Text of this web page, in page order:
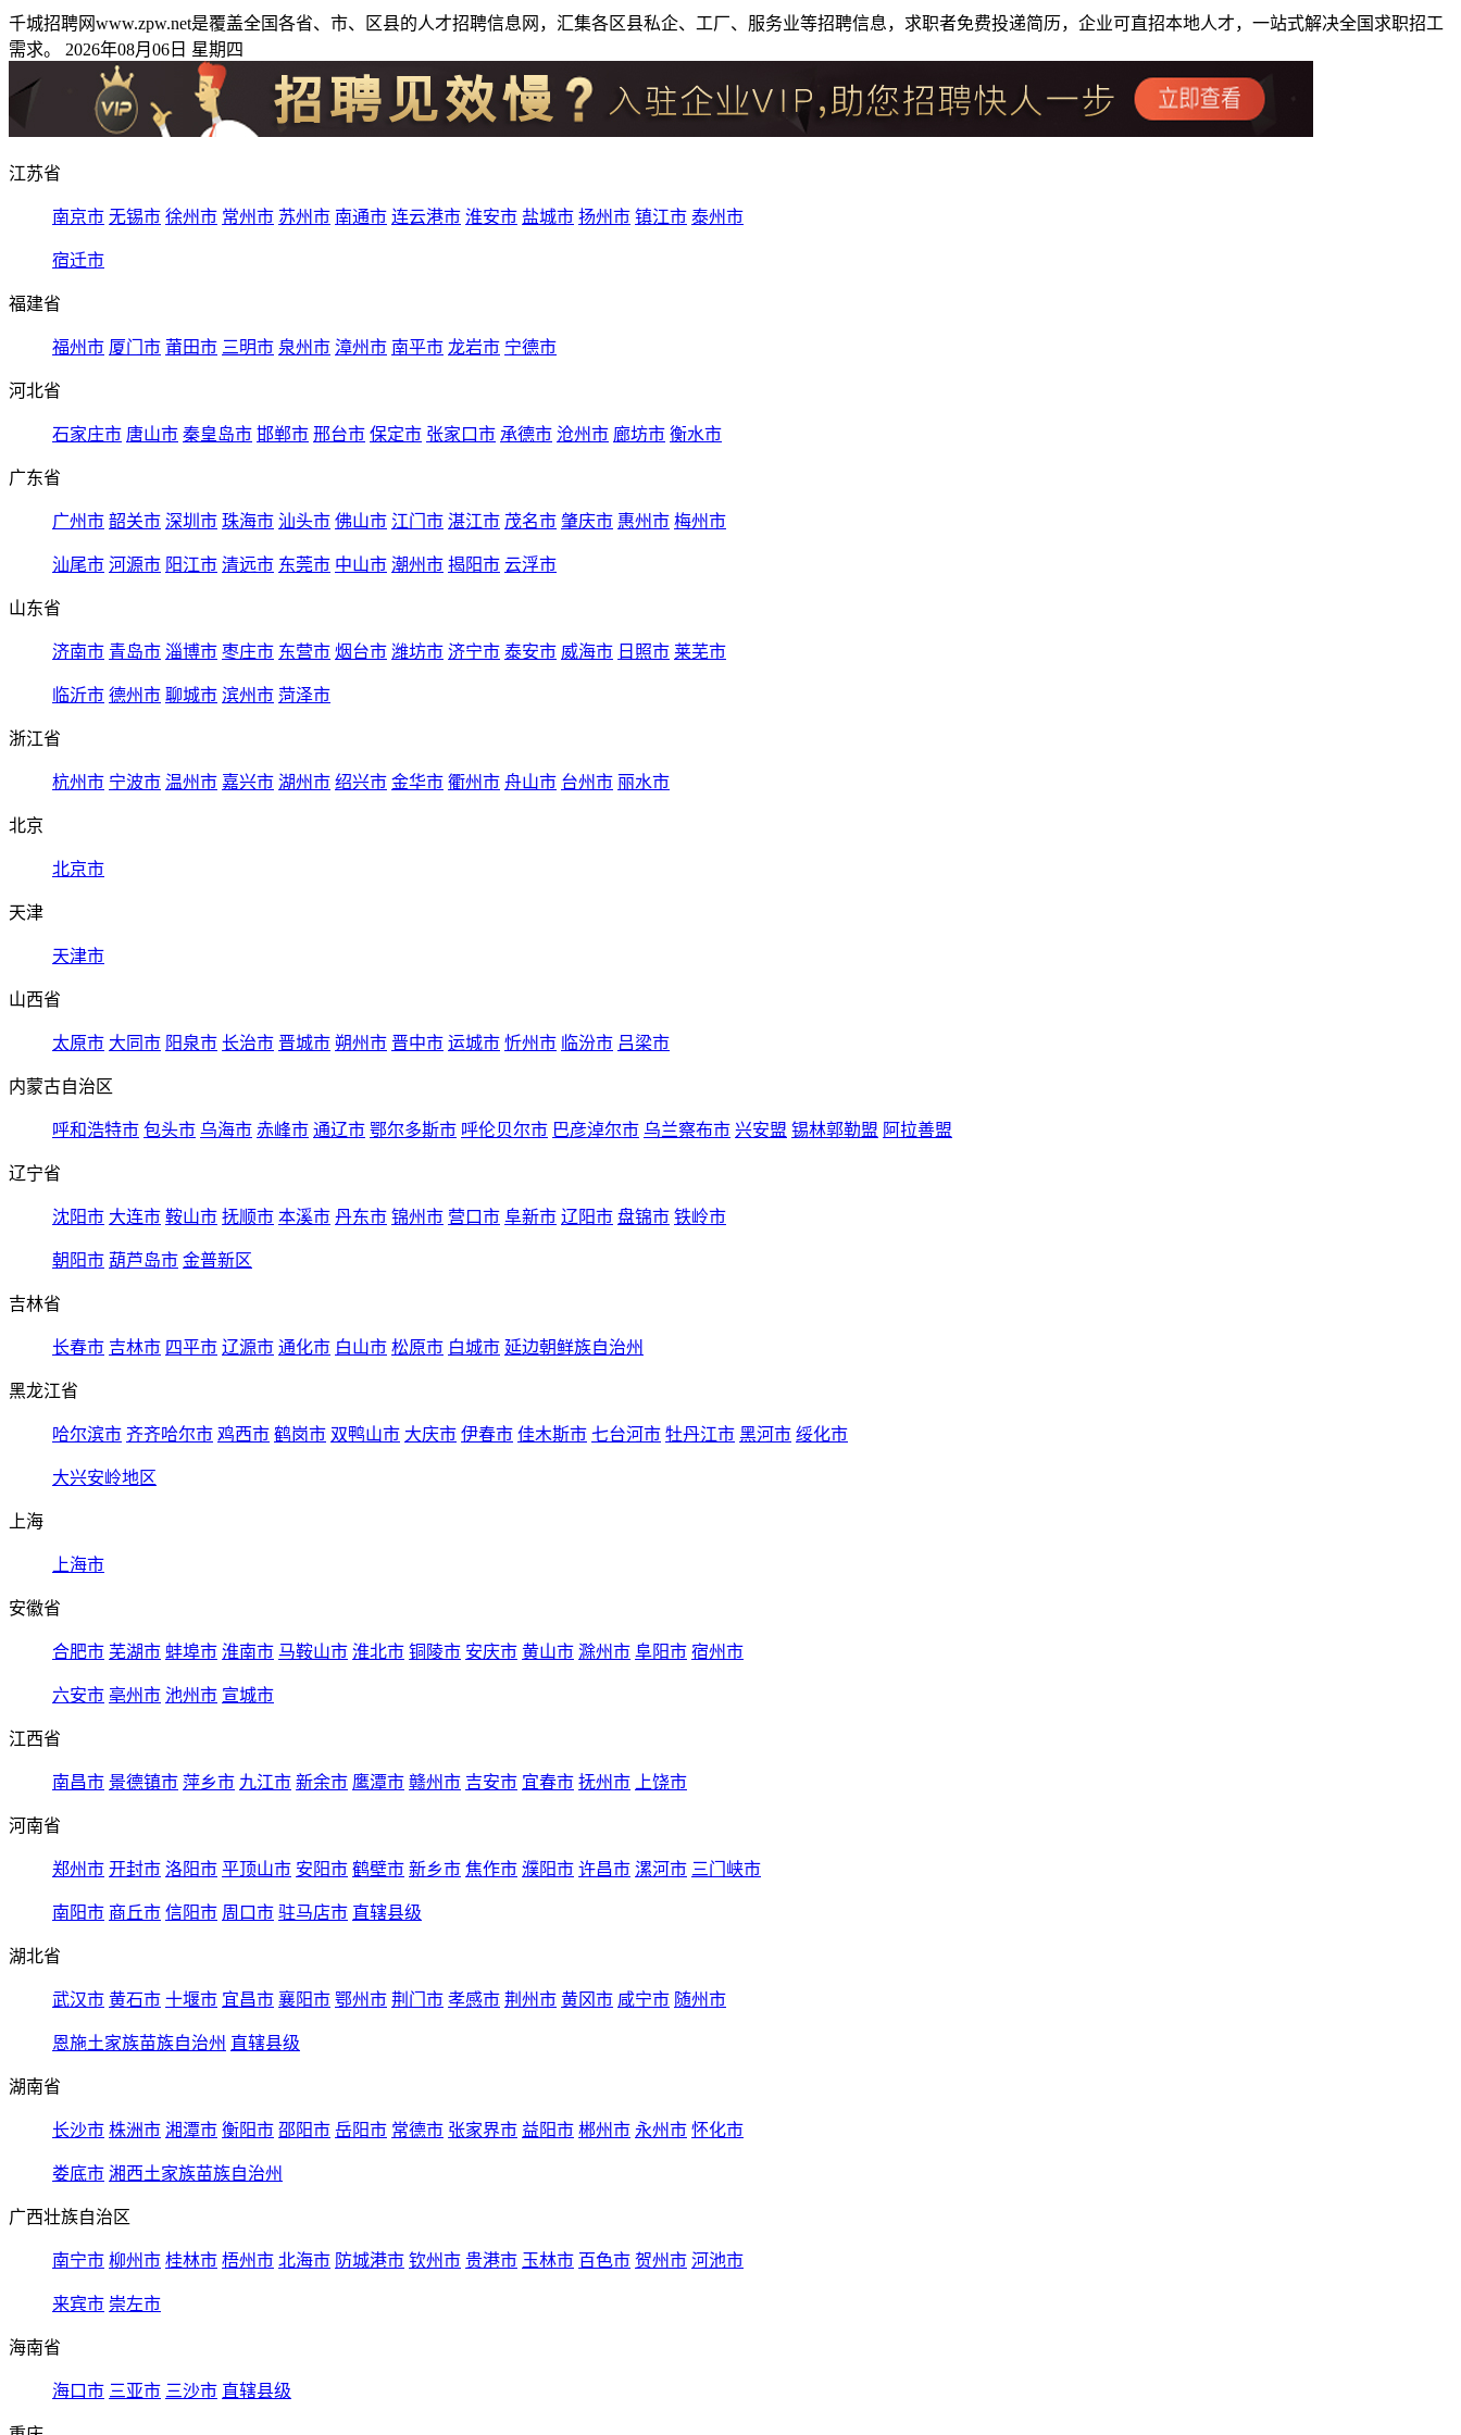
千城招聘网www.zpw.net是覆盖全国各省、市、区县的人才招聘信息网，汇集各区县私企、工厂、服务业等招聘信息，求职者免费投递简历，企业可直招本地人才，一站式解决全国求职招工
需求。 2026年08月06日 星期四
江苏省
南京市 无锡市 徐州市 常州市 苏州市 南通市 连云港市 淮安市 盐城市 扬州市 镇江市 泰州市
宿迁市
福建省
福州市 厦门市 莆田市 三明市 泉州市 漳州市 南平市 龙岩市 宁德市
河北省
石家庄市 唐山市 秦皇岛市 邯郸市 邢台市 保定市 张家口市 承德市 沧州市 廊坊市 衡水市
广东省
广州市 韶关市 深圳市 珠海市 汕头市 佛山市 江门市 湛江市 茂名市 肇庆市 惠州市 梅州市
汕尾市 河源市 阳江市 清远市 东莞市 中山市 潮州市 揭阳市 云浮市
山东省
济南市 青岛市 淄博市 枣庄市 东营市 烟台市 潍坊市 济宁市 泰安市 威海市 日照市 莱芜市
临沂市 德州市 聊城市 滨州市 菏泽市
浙江省
杭州市 宁波市 温州市 嘉兴市 湖州市 绍兴市 金华市 衢州市 舟山市 台州市 丽水市
北京
北京市
天津
天津市
山西省
太原市 大同市 阳泉市 长治市 晋城市 朔州市 晋中市 运城市 忻州市 临汾市 吕梁市
内蒙古自治区
呼和浩特市 包头市 乌海市 赤峰市 通辽市 鄂尔多斯市 呼伦贝尔市 巴彦淖尔市 乌兰察布市 兴安盟 锡林郭勒盟 阿拉善盟
辽宁省
沈阳市 大连市 鞍山市 抚顺市 本溪市 丹东市 锦州市 营口市 阜新市 辽阳市 盘锦市 铁岭市
朝阳市 葫芦岛市 金普新区
吉林省
长春市 吉林市 四平市 辽源市 通化市 白山市 松原市 白城市 延边朝鲜族自治州
黑龙江省
哈尔滨市 齐齐哈尔市 鸡西市 鹤岗市 双鸭山市 大庆市 伊春市 佳木斯市 七台河市 牡丹江市 黑河市 绥化市
大兴安岭地区
上海
上海市
安徽省
合肥市 芜湖市 蚌埠市 淮南市 马鞍山市 淮北市 铜陵市 安庆市 黄山市 滁州市 阜阳市 宿州市
六安市 亳州市 池州市 宣城市
江西省
南昌市 景德镇市 萍乡市 九江市 新余市 鹰潭市 赣州市 吉安市 宜春市 抚州市 上饶市
河南省
郑州市 开封市 洛阳市 平顶山市 安阳市 鹤壁市 新乡市 焦作市 濮阳市 许昌市 漯河市 三门峡市
南阳市 商丘市 信阳市 周口市 驻马店市 直辖县级
湖北省
武汉市 黄石市 十堰市 宜昌市 襄阳市 鄂州市 荆门市 孝感市 荆州市 黄冈市 咸宁市 随州市
恩施土家族苗族自治州 直辖县级
湖南省
长沙市 株洲市 湘潭市 衡阳市 邵阳市 岳阳市 常德市 张家界市 益阳市 郴州市 永州市 怀化市
娄底市 湘西土家族苗族自治州
广西壮族自治区
南宁市 柳州市 桂林市 梧州市 北海市 防城港市 钦州市 贵港市 玉林市 百色市 贺州市 河池市
来宾市 崇左市
海南省
海口市 三亚市 三沙市 直辖县级